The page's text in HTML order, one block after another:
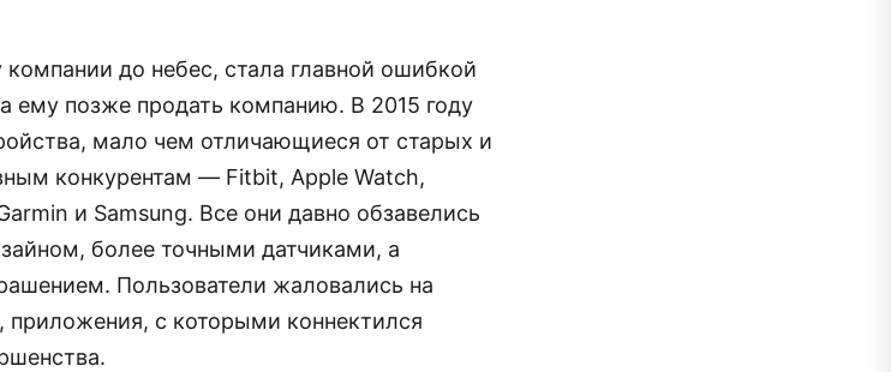
до небес, стала главной ошибкой
ему позже продать компанию. В 2015 году
мало чем отличающиеся от старых и
конкурентам — Fitbit, Apple Watch,
и Samsung. Все они давно обзавелись
более точными датчиками, а
Пользователи жаловались на
приложения, с которыми коннектился